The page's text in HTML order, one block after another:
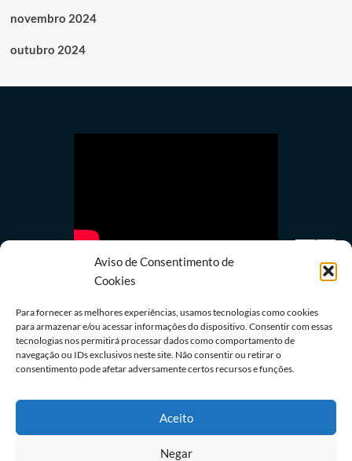
Aviso de Consentimento de
Cookies
Para fornecer as melhores experiências, usamos tecnologias como cookies
para armazenar e/ou acessar informações do dispositivo. Consentir com essas
tecnologias nos permitirá processar dados como comportamento de
navegação ou IDs exclusivos neste site. Não consentir ou retirar o
consentimento pode afetar adversamente certos recursos e funções.
Aceito
Negar
novembro 2024
outubro 2024
Política
Lula quer mostrar a Trump números de queda do
desmatamento na Amazônia
Redação 08/08/2026